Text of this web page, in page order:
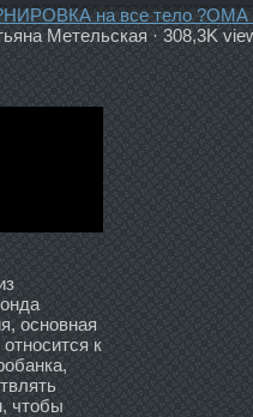
на все тело ?ОМА
Метельская · 308,3K
основная
к
чтобы